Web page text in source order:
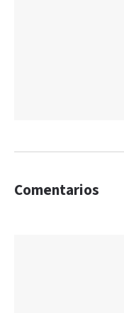
Comentarios